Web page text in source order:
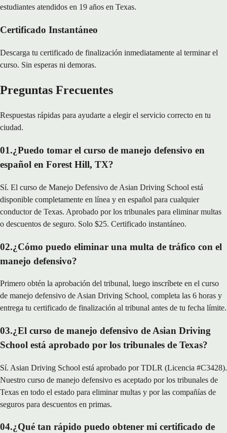
estudiantes atendidos en 19 años en Texas.
Certificado Instantáneo
Descarga tu certificado de finalización inmediatamente al terminar el
curso. Sin esperas ni demoras.
Preguntas Frecuentes
Respuestas rápidas para ayudarte a elegir el servicio correcto en tu
ciudad.
01.¿Puedo tomar el curso de manejo defensivo en
español en Forest Hill, TX?
Sí. El curso de Manejo Defensivo de Asian Driving School está
disponible completamente en línea y en español para cualquier
conductor de Texas. Aprobado por los tribunales para eliminar multas
o descuentos de seguro. Solo $25. Certificado instantáneo.
02.¿Cómo puedo eliminar una multa de tráfico con el
manejo defensivo?
Primero obtén la aprobación del tribunal, luego inscríbete en el curso
de manejo defensivo de Asian Driving School, completa las 6 horas y
entrega tu certificado de finalización al tribunal antes de tu fecha límite.
03.¿El curso de manejo defensivo de Asian Driving
School está aprobado por los tribunales de Texas?
Sí. Asian Driving School está aprobado por TDLR (Licencia #C3428).
Nuestro curso de manejo defensivo es aceptado por los tribunales de
Texas en todo el estado para eliminar multas y por las compañías de
seguros para descuentos en primas.
04.¿Qué tan rápido puedo obtener mi certificado de